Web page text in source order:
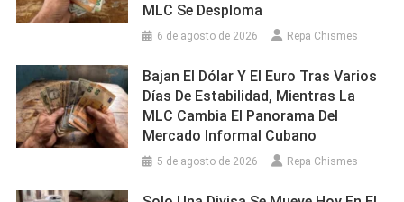
MLC Se Desploma
6 de agosto de 2026 Repa Chismes
Bajan El Dólar Y El Euro Tras Varios
Días De Estabilidad, Mientras La
MLC Cambia El Panorama Del
Mercado Informal Cubano
5 de agosto de 2026 Repa Chismes